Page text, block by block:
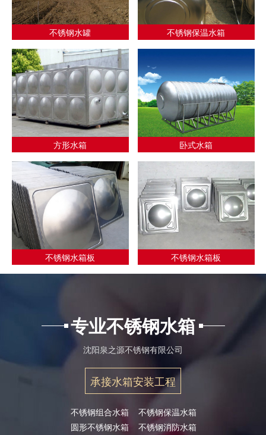
不锈钢水罐 不锈钢保温水箱
方形水箱 卧式水箱
不锈钢水箱板 不锈钢水箱板
专业不锈钢水箱
沈阳泉之源不锈钢有限公司
承接水箱安装工程
不锈钢组合水箱
圆形不锈钢水箱
不锈钢保温水箱
不锈钢消防水箱